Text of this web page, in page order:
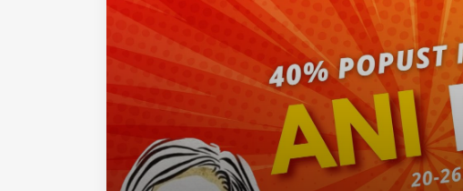
Magda Sabo